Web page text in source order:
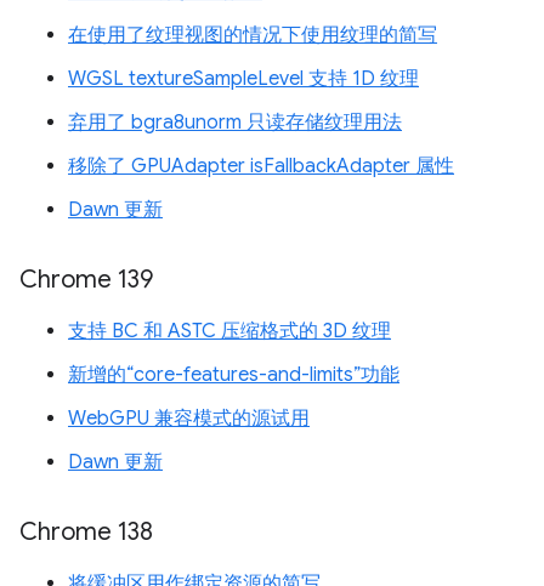
在使用了纹理视图的情况下使用纹理的简写
WGSL textureSampleLevel 支持 1D 纹理
弃用了 bgra8unorm 只读存储纹理用法
移除了 GPUAdapter isFallbackAdapter 属性
Dawn 更新
Chrome 139
支持 BC 和 ASTC 压缩格式的 3D 纹理
新增的“core-features-and-limits”功能
WebGPU 兼容模式的源试用
Dawn 更新
Chrome 138